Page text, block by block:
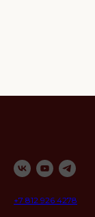
+7 812 926 4278